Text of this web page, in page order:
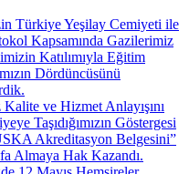
Türkiye Yeşilay Cemiyeti ile
Kapsamında Gazilerimiz
Katılımıyla Eğitim
Dördüncüsünü
ve Hizmet Anlayışını
Taşıdığımızın Göstergesi
Akreditasyon Belgesini”
Almaya Hak Kazandı.